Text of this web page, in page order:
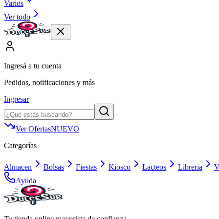
Varios
Ver todo
Ingresá a tu cuenta
Pedidos, notificaciones y más
Ingresar
Ver OfertasNUEVO
Categorías
Almacen Bolsas Fiestas Kiosco Lacteos Libreria
Ayuda